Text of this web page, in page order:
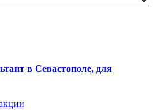
в Севастополе, для